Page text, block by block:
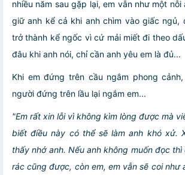
nhiều năm sau gặp lại, em vẫn như một nỗi
giữ anh kể cả khi anh chìm vào giấc ngủ,
trở thành kể ngốc vì cứ mải miết đi theo
đâu khi anh nói, chỉ cần anh yêu em là đủ...
Khi em đứng trên cầu ngắm phong
người đứng trên lầu lại ngắm em...
"Em rất xin lỗi vì không kìm lòng được mà
biết điều này có thể sẽ làm anh khó xử.
thấy nhớ anh. Nếu anh không muốn đọc
rác cũng được, còn em, em vẫn sẽ coi như